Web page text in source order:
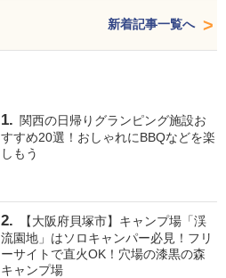
新着記事一覧へ
関西の日帰りグランピング施設お
すすめ20選！おしゃれにBBQなどを楽
しもう
【大阪府貝塚市】キャンプ場「渓
流園地」はソロキャンパー必見！フリ
ーサイトで直火OK！穴場の漆黒の森
キャンプ場